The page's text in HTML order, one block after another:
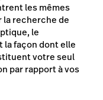
les mêmes
la recherche de
le
façon dont elle
votre seul
par rapport à vos